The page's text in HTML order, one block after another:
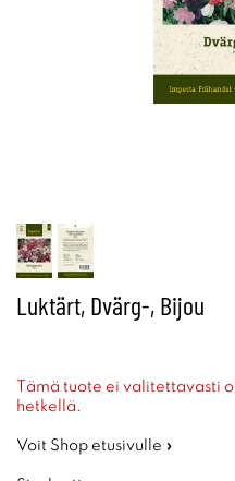
Luktärt, Dvärg-, Bijou
Tämä tuote ei valitettavasti
hetkellä.
Voit Shop etusivulle »